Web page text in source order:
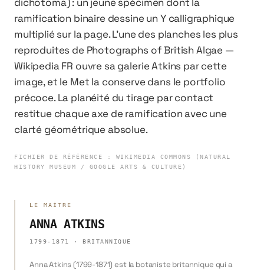
ramification binaire dessine un Y calligraphique
multiplié sur la page. L'une des planches les plus
reproduites de Photographs of British Algae —
Wikipedia FR ouvre sa galerie Atkins par cette
image, et le Met la conserve dans le portfolio
précoce. La planéité du tirage par contact
restitue chaque axe de ramification avec une
clarté géométrique absolue.
FICHIER DE RÉFÉRENCE :
WIKIMEDIA COMMONS (NATURAL
HISTORY MUSEUM / GOOGLE ARTS & CULTURE)
LE MAÎTRE
ANNA ATKINS
1799-1871 · BRITANNIQUE
Anna Atkins (1799-1871) est la botaniste britannique qui a